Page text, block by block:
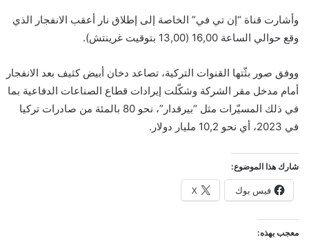
وأشارت قناة “إن تي في” الخاصة إلى إطلاق نار أعقب الانفجار الذي
وقع حوالي الساعة 16,00 (13,00 بتوقيت غرينتش).
ووفق صور بثّتها القنوات التركية، تصاعد دخان أبيض كثيف بعد الانفجار
أمام مدخل مقر الشركة وشكّلت إيرادات قطاع الصناعات الدفاعية بما
في ذلك المسيّرات مثل “بيرقدار”، نحو 80 بالمئة من صادرات تركيا
في 2023، أي نحو 10,2 مليار دولار.
شارك هذا الموضوع:
فيس بوك X
معجب بهذه: